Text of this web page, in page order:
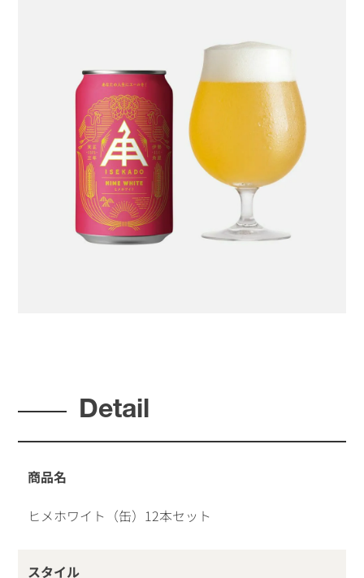
Detail
商品名
ヒメホワイト（缶）12本セット
スタイル